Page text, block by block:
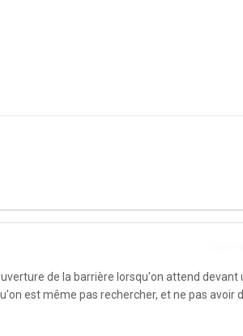
de la barrière lorsqu'on attend devant
est même pas rechercher, et ne pas avoir